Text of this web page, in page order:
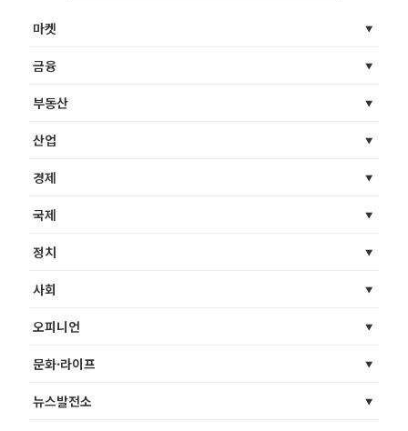
마켓
금융
부동산
산업
경제
국제
정치
사회
오피니언
문화·라이프
뉴스발전소